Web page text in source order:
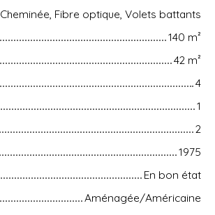
Cheminée, Fibre optique, Volets battants
140 m²
42 m²
4
1
2
1975
En bon état
Aménagée/Américaine